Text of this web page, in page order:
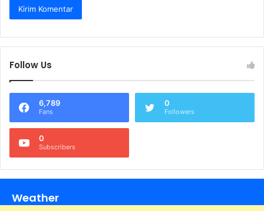
Follow Us
6,789
Fans
0
Followers
0
Subscribers
Weather